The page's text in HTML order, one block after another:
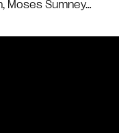
Moses Sumney…